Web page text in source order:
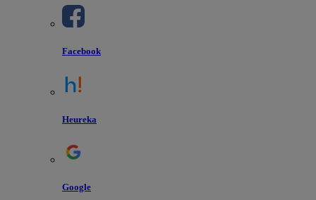
Facebook
Heureka
Google